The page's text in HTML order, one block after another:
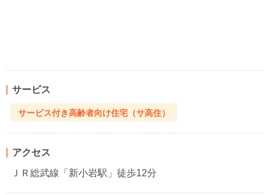
サービス
サービス付き高齢者向け住宅（サ高住）
アクセス
ＪＲ総武線「新小岩駅」徒歩12分